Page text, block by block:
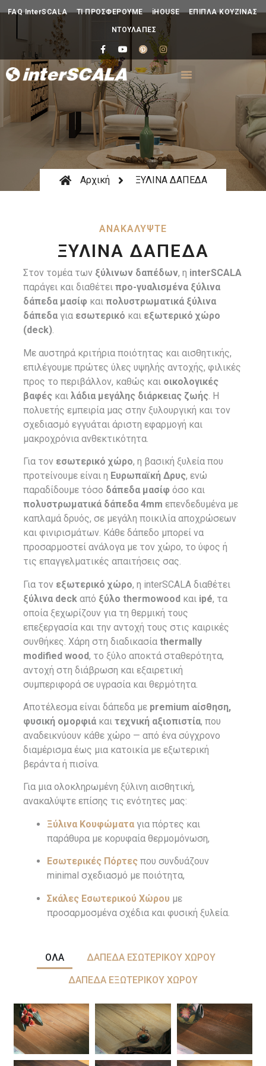
FAQ InterSCALA ΤΙ ΠΡΟΣΦΕΡΟΥΜΕ iHOUSE ΕΠΙΠΛΑ ΚΟΥΖΙΝΑΣ
ΝΤΟΥΛΑΠΕΣ
Αρχική ΞΥΛΙΝΑ ΔΑΠΕΔΑ
ΑΝΑΚΑΛΥΨΤΕ
ΞΥΛΙΝΑ ΔΑΠΕΔΑ
Στον τομέα των ξύλινων δαπέδων, η interSCALA
παράγει και διαθέτειπρο-γυαλισμένα ξύλινα
δάπεδα μασίφ καιπολυστρωματικά ξύλινα
δάπεδα για εσωτερικό και εξωτερικό χώρο
(deck).
Με αυστηρά κριτήρια ποιότητας και αισθητικής,
επιλέγουμε πρώτες ύλες υψηλής αντοχής, φιλικές
προς το περιβάλλον, καθώς και οικολογικές
βαφές καιλάδια μεγάλης διάρκειας ζωής . Η
πολυετής εμπειρία μας στην ξυλουργική και τον
σχεδιασμό εγγυάται άριστη εφαρμογή και
μακροχρόνια ανθεκτικότητα.
Για τον εσωτερικό χώρο, η βασική ξυλεία που
προτείνουμε είναι η Ευρωπαϊκή Δρυς, ενώ
παραδίδουμε τόσο δάπεδα μασίφ όσο και
πολυστρωματικά δάπεδα 4mm επενδεδυμένα με
καπλαμά δρυός, σε μεγάλη ποικιλία αποχρώσεων
και φινιρισμάτων. Κάθε δάπεδο μπορεί να
προσαρμοστεί ανάλογα με τον χώρο, το ύφος ή
τις επαγγελματικές απαιτήσεις σας.
Για τον εξωτερικό χώρο, η interSCALA διαθέτει
ξύλινα deck από ξύλο thermowood και ipé, τα
οποία ξεχωρίζουν για τη θερμική τους
επεξεργασία και την αντοχή τους στις καιρικές
συνθήκες. Χάρη στη διαδικασίαthermally
modified wood, το ξύλο αποκτά σταθερότητα,
αντοχή στη διάβρωση και εξαιρετική
συμπεριφορά σε υγρασία και θερμότητα.
Αποτέλεσμα είναι δάπεδα με premium αίσθηση,
φυσική ομορφιά καιτεχνική αξιοπιστία, που
αναδεικνύουν κάθε χώρο — από ένα σύγχρονο
διαμέρισμα έως μια κατοικία με εξωτερική
βεράντα ή πισίνα.
Για μια ολοκληρωμένη ξύλινη αισθητική,
ανακαλύψτε επίσης τις ενότητες μας:
Ξύλινα Κουφώματα για πόρτες και
παράθυρα με κορυφαία θερμομόνωση,
Εσωτερικές Πόρτες που συνδυάζουν
minimal σχεδιασμό με ποιότητα,
Σκάλες Εσωτερικού Χώρου με
προσαρμοσμένα σχέδια και φυσική ξυλεία.
ΟΛΑ
ΔΑΠΕΔΑ ΕΣΩΤΕΡΙΚΟΥ ΧΩΡΟΥ
ΔΑΠΕΔΑ ΕΞΩΤΕΡΙΚΟΥ ΧΩΡΟΥ